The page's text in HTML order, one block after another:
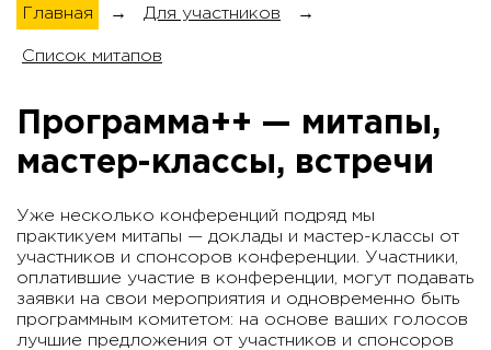
Главная → Для участников →
Список митапов
Программа++ — митапы,
мастер-классы, встречи
Уже несколько конференций подряд мы
практикуем митапы — доклады и мастер-классы от
участников и спонсоров конференции. Участники,
оплатившие участие в конференции, могут подавать
заявки на свои мероприятия и одновременно быть
программным комитетом: на основе ваших голосов
лучшие предложения от участников и спонсоров